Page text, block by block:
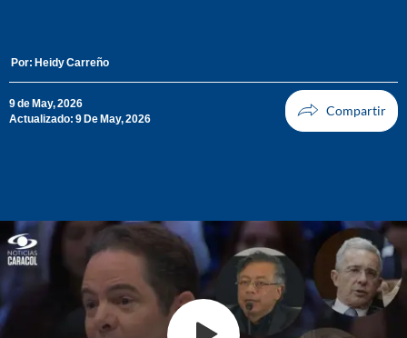
Por: Heidy Carreño
9 de May, 2026
Actualizado: 9 De May, 2026